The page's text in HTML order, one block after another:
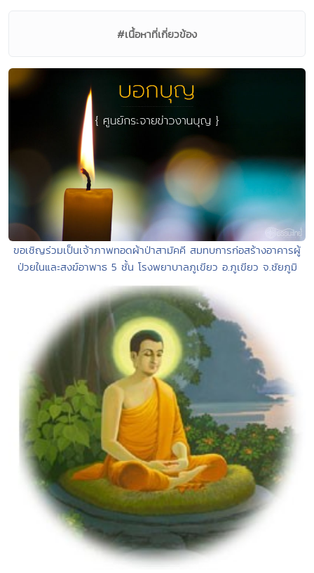
#เนื้อหาที่เกี่ยวข้อง
ขอเชิญร่วมเป็นเจ้าภาพทอดผ้าป่าสามัคคี สมทบการก่อสร้างอาคารผู้
ป่วยในและสงฆ์อาพาธ 5 ชั้น โรงพยาบาลภูเขียว อ.ภูเขียว จ.ชัยภูมิ